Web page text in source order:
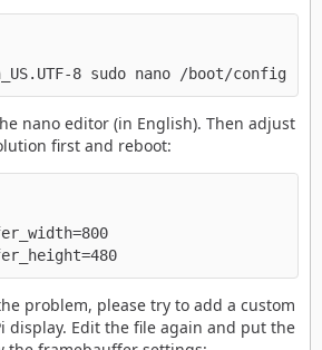
8 sudo nano /boot/config.txt
nano editor (in English). Then adjust
first and reboot:
problem, please try to add a custom
display. Edit the file again and put the